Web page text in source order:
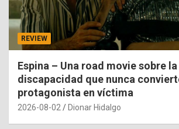
REVIEW
Espina – Una road movie sobre la
discapacidad que nunca
protagonista en víctima
2026-08-02 Dionar Hidalgo